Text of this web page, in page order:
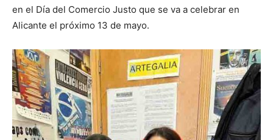
en el Día del Comercio Justo que se va a celebrar en
Alicante el próximo 13 de mayo.